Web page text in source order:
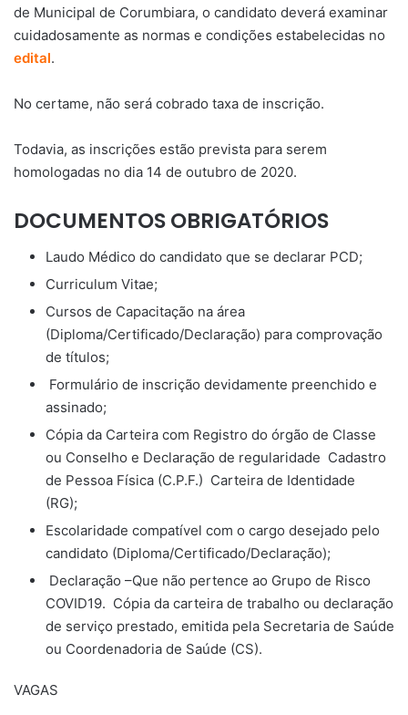
de Municipal de Corumbiara, o candidato deverá examinar
cuidadosamente as normas e condições estabelecidas no
edital.
No certame, não será cobrado taxa de inscrição.
Todavia, as inscrições estão prevista para serem
homologadas no dia 14 de outubro de 2020.
DOCUMENTOS OBRIGATÓRIOS
Laudo Médico do candidato que se declarar PCD;
Curriculum Vitae;
Cursos de Capacitação na área
(Diploma/Certificado/Declaração) para comprovação
de títulos;
Formulário de inscrição devidamente preenchido e
assinado;
Cópia da Carteira com Registro do órgão de Classe
ou Conselho e Declaração de regularidade Cadastro
de Pessoa Física (C.P.F.) Carteira de Identidade
(RG);
Escolaridade compatível com o cargo desejado pelo
candidato (Diploma/Certificado/Declaração);
Declaração –Que não pertence ao Grupo de Risco
COVID19. Cópia da carteira de trabalho ou declaração
de serviço prestado, emitida pela Secretaria de Saúde
ou Coordenadoria de Saúde (CS).
VAGAS